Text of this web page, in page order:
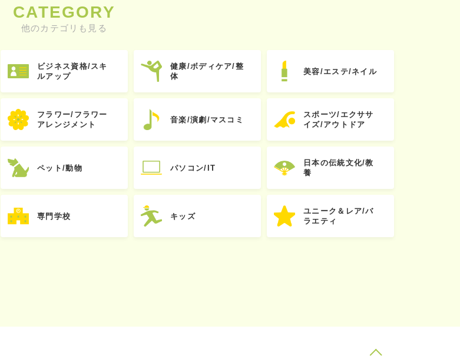
CATEGORY
他のカテゴリも見る
ビジネス資格/スキ
ルアップ
健康/ボディケア/整
体
美容/エステ/ネイル
フラワー/フラワー
アレンジメント
音楽/演劇/マスコミ
スポーツ/エクササ
イズ/アウトドア
ペット/動物 パソコン/IT
日本の伝統文化/教
養
専門学校 キッズ
ユニーク＆レア/バ
ラエティ